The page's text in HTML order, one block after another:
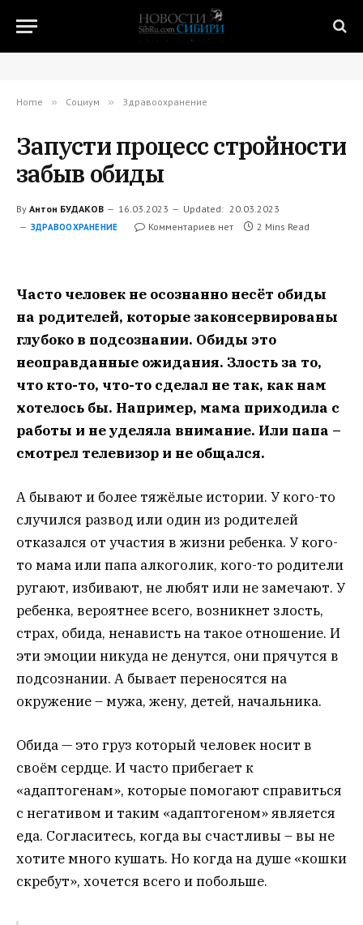
Home » Социум » Здравоохранение
Запусти процесс стройности
забыв обиды
By Антон БУДАКОВ 16.03.2023 Updated: 20.03.2023
ЗДРАВООХРАНЕНИЕ Комментариев нет 2 Mins Read
Часто человек не осознанно несёт обиды
на родителей, которые законсервированы
глубоко в подсознании. Обиды это
неоправданные ожидания. Злость за то,
что кто-то, что-то сделал не так, как нам
хотелось бы. Например, мама приходила с
работы и не уделяла внимание. Или папа –
смотрел телевизор и не общался.
А бывают и более тяжёлые истории. У кого-то
случился развод или один из родителей
отказался от участия в жизни ребенка. У кого-
то мама или папа алкоголик, кого-то родители
ругают, избивают, не любят или не замечают. У
ребенка, вероятнее всего, возникнет злость,
страх, обида, ненависть на такое отношение. И
эти эмоции никуда не денутся, они прячутся в
подсознании. А бывает переносятся на
окружение – мужа, жену, детей, начальника.
Обида — это груз который человек носит в
своём сердце. И часто прибегает к
«адаптогенам», которые помогают справиться
с негативом и таким «адаптогеном» является
еда. Согласитесь, когда вы счастливы – вы не
хотите много кушать. Но когда на душе «кошки
скребут», хочется всего и побольше.